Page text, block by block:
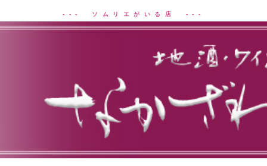
--- ソムリエがいる店 ---